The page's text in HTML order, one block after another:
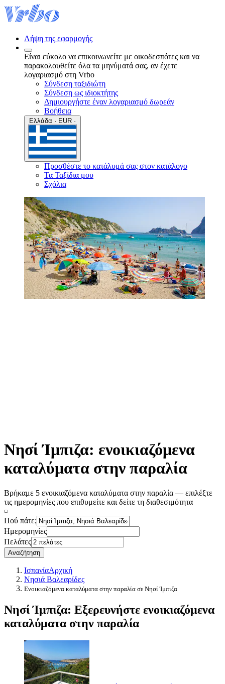
Λήψη της εφαρμογής
Είναι εύκολο να επικοινωνείτε με οικοδεσπότες και να
παρακολουθείτε όλα τα μηνύματά σας, αν έχετε
λογαριασμό στη Vrbo
Σύνδεση ταξιδιώτη
Σύνδεση ως ιδιοκτήτης
Δημιουργήστε έναν λογαριασμό δωρεάν
Βοήθεια
Προσθέστε το κατάλυμά σας στον κατάλογο
Τα Ταξίδια μου
Σχόλια
Νησί Ίμπιζα: ενοικιαζόμενα
καταλύματα στην παραλία
Βρήκαμε 5 ενοικιαζόμενα καταλύματα στην παραλία — επιλέξτε
τις ημερομηνίες που επιθυμείτε και δείτε τη διαθεσιμότητα
Πού πάτε;
Ημερομηνίες
Πελάτες
Αναζήτηση
ΙσπανίαΑρχική
Νησιά Βαλεαρίδες
Ενοικιαζόμενα καταλύματα στην παραλία σε Νησί Ίμπιζα
Νησί Ίμπιζα: Εξερευνήστε ενοικιαζόμενα
καταλύματα στην παραλία